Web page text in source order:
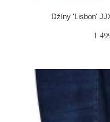
Džíny 'Lisbon'
1